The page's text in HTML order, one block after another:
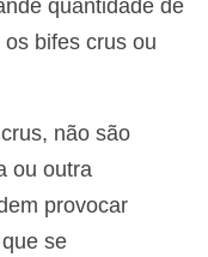
quantidade de
os bifes crus ou
não são
ou outra
provocar
se